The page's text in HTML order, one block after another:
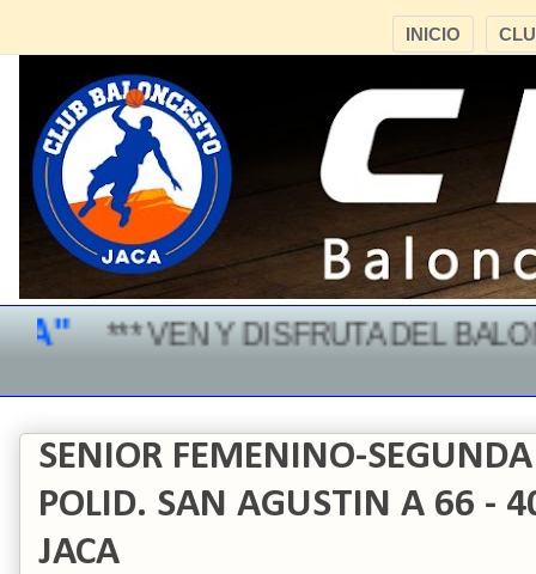
INICIO
*** VEN Y DISFRUTA DEL
SENIOR FEMENINO-
POLID. SAN AGUSTIN A 66 -
JACA